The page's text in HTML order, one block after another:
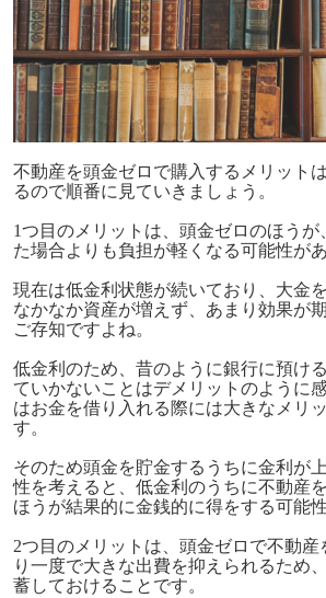
不動産を頭金ゼロで購入するメリット
るので順番に見ていきましょう。
1つ目のメリットは、頭金ゼロのほうが
た場合よりも負担が軽くなる可能性が
現在は低金利状態が続いており、大金
なかなか資産が増えず、あまり効果が
ご存知ですよね。
低金利のため、昔のように銀行に預け
ていかないことはデメリットのように
はお金を借り入れる際には大きなメリ
す。
そのため頭金を貯金するうちに金利が
性を考えると、低金利のうちに不動産
ほうが結果的に金銭的に得をする可能
2つ目のメリットは、頭金ゼロで不動産
り一度で大きな出費を抑えられるため
蓄しておけることです。